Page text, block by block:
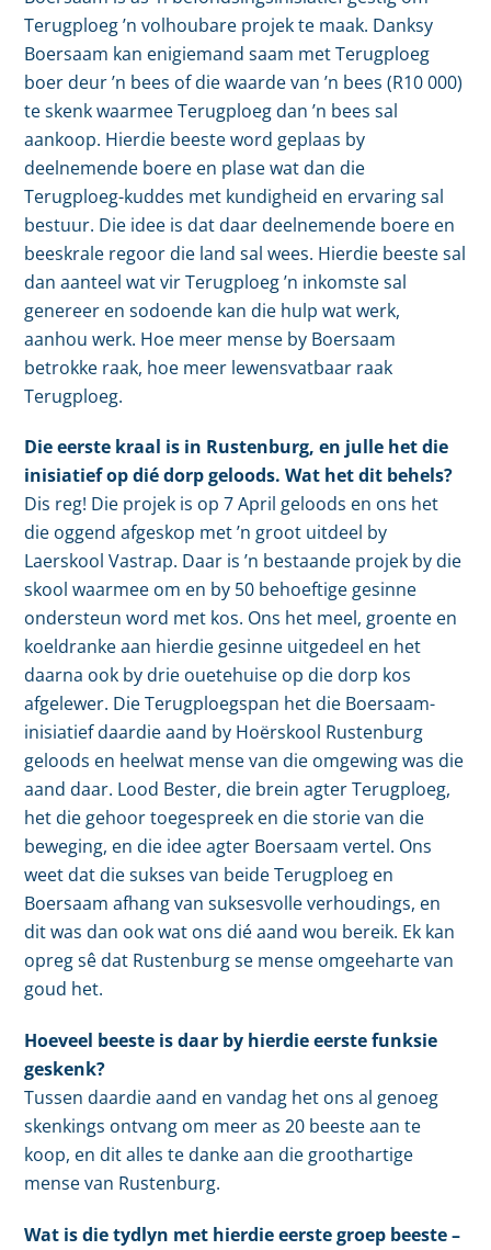
Terugploeg ’n volhoubare projek te maak. Danksy
Boersaam kan enigiemand saam met Terugploeg
boer deur ’n bees of die waarde van ’n bees (R10 000)
te skenk waarmee Terugploeg dan ’n bees sal
aankoop. Hierdie beeste word geplaas by
deelnemende boere en plase wat dan die
Terugploeg-kuddes met kundigheid en ervaring sal
bestuur. Die idee is dat daar deelnemende boere en
beeskrale regoor die land sal wees. Hierdie beeste sal
dan aanteel wat vir Terugploeg ’n inkomste sal
genereer en sodoende kan die hulp wat werk,
aanhou werk. Hoe meer mense by Boersaam
betrokke raak, hoe meer lewensvatbaar raak
Terugploeg.
Die eerste kraal is in Rustenburg, en julle het die
inisiatief op dié dorp geloods. Wat het dit behels?
Dis reg! Die projek is op 7 April geloods en ons het
die oggend afgeskop met ’n groot uitdeel by
Laerskool Vastrap. Daar is ’n bestaande projek by die
skool waarmee om en by 50 behoeftige gesinne
ondersteun word met kos. Ons het meel, groente en
koeldranke aan hierdie gesinne uitgedeel en het
daarna ook by drie ouetehuise op die dorp kos
afgelewer. Die Terugploegspan het die Boersaam-
inisiatief daardie aand by Hoërskool Rustenburg
geloods en heelwat mense van die omgewing was die
aand daar. Lood Bester, die brein agter Terugploeg,
het die gehoor toegespreek en die storie van die
beweging, en die idee agter Boersaam vertel. Ons
weet dat die sukses van beide Terugploeg en
Boersaam afhang van suksesvolle verhoudings, en
dit was dan ook wat ons dié aand wou bereik. Ek kan
opreg sê dat Rustenburg se mense omgeeharte van
goud het.
Hoeveel beeste is daar by hierdie eerste funksie
geskenk?
Tussen daardie aand en vandag het ons al genoeg
skenkings ontvang om meer as 20 beeste aan te
koop, en dit alles te danke aan die groothartige
mense van Rustenburg.
Wat is die tydlyn met hierdie eerste groep beeste –